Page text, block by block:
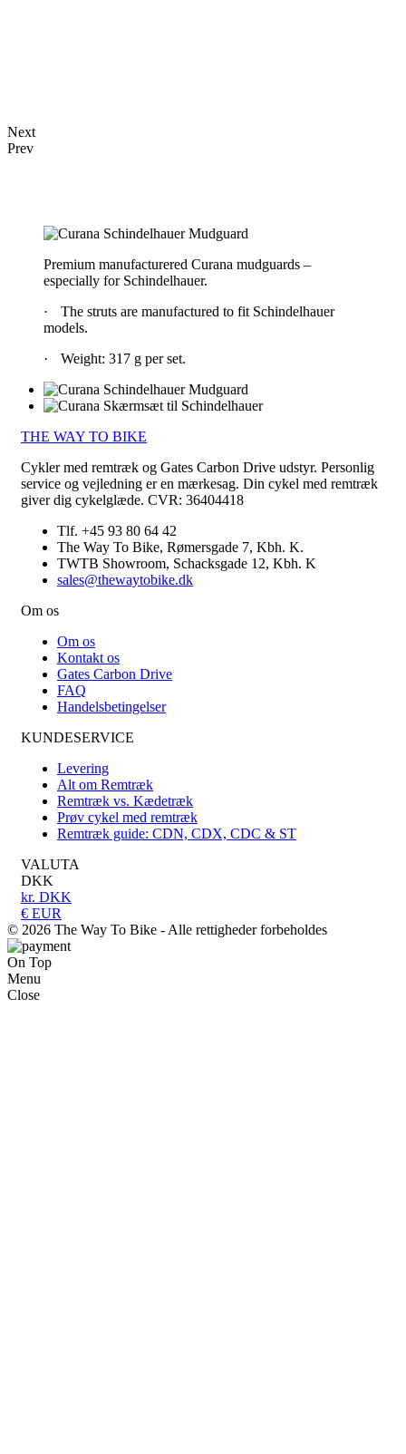
Next
Prev
Premium manufacturered Curana mudguards –
especially for Schindelhauer.
·
The struts are manufactured to fit Schindelhauer
models.
·
Weight: 317 g per set.
THE WAY TO BIKE
Cykler med remtræk og Gates Carbon Drive udstyr. Personlig
service og vejledning er en mærkesag. Din cykel med remtræk
giver dig cykelglæde. CVR: 36404418
Tlf. +45 93 80 64 42
The Way To Bike, Rømersgade 7, Kbh. K.
TWTB Showroom, Schacksgade 12, Kbh. K
sales@thewaytobike.dk
Om os
Om os
Kontakt os
Gates Carbon Drive
FAQ
Handelsbetingelser
KUNDESERVICE
Levering
Alt om Remtræk
Remtræk vs. Kædetræk
Prøv cykel med remtræk
Remtræk guide: CDN, CDX, CDC & ST
VALUTA
DKK
kr. DKK
€ EUR
© 2026 The Way To Bike - Alle rettigheder forbeholdes
On Top
Menu
Close